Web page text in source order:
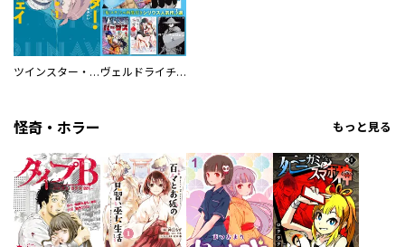
ツインスター・サイクロン・ランナウェイ ヴェルドライチオシ聖典パック 『転スラ』ミニ画集付き シリウス人気作３選
怪奇・ホラー もっと見る